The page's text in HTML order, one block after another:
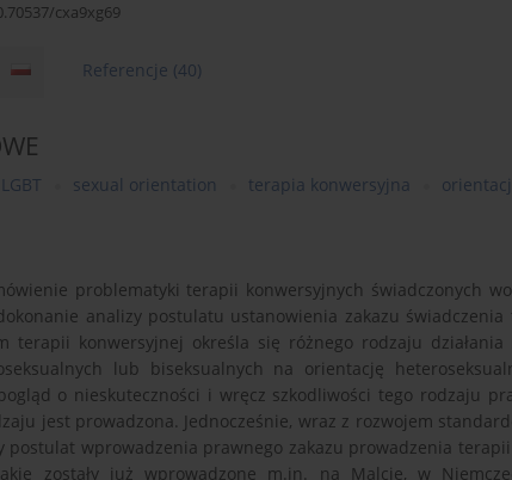
cxa9xg69
Referencje (40)
LGBT sexual orientation terapia konwersyjna
problematyki terapii konwersyjnych świadczonych
analizy postulatu ustanowienia zakazu
terapii konwersyjnej określa się różnego rodzaju
lub biseksualnych na orientację
o nieskuteczności i wręcz szkodliwości tego rodzaju
jest prowadzona. Jednocześnie, wraz z rozwojem
postulat wprowadzenia prawnego zakazu prowadzenia
zostały już wprowadzone m.in. na Malcie, w